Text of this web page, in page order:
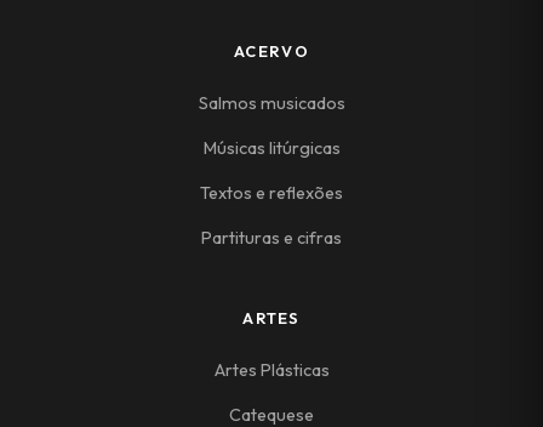
ACERVO
Salmos musicados
Músicas litúrgicas
Textos e reflexões
Partituras e cifras
ARTES
Artes Plásticas
Catequese